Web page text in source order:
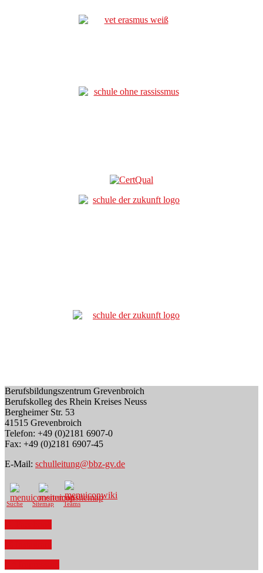
Berufsbildungszentrum Grevenbroich
Berufskolleg des Rhein Kreises Neuss
Bergheimer Str. 53
41515 Grevenbroich
Telefon: +49 (0)2181 6907-0
Fax: +49 (0)2181 6907-45
E-Mail: schulleitung@bbz-gv.de
Suche Sitemap Teams